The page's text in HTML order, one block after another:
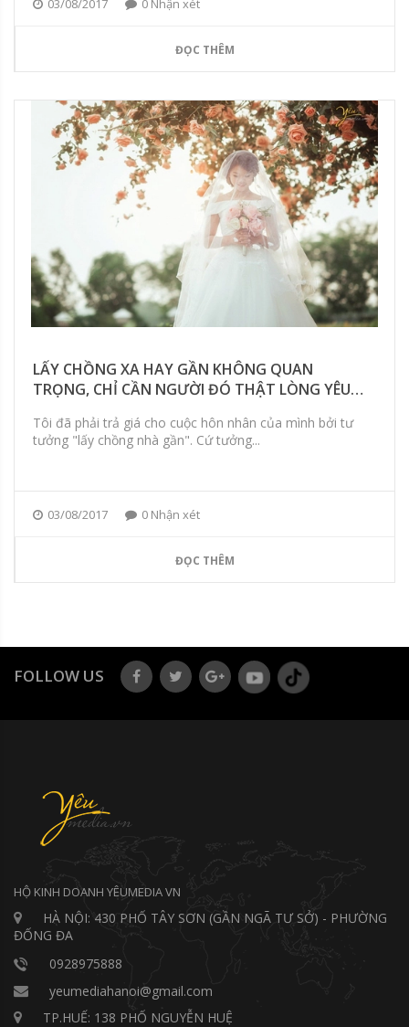
03/08/2017 0 Nhận xét
ĐỌC THÊM
LẤY CHỒNG XA HAY GẦN KHÔNG QUAN
TRỌNG, CHỈ CẦN NGƯỜI ĐÓ THẬT LÒNG YÊU
Tôi đã phải trả giá cho cuộc hôn nhân của mình bởi tư
tưởng "lấy chồng nhà gần". Cứ tưởng...
03/08/2017 0 Nhận xét
ĐỌC THÊM
FOLLOW US
HỘ KINH DOANH YÊUMEDIA VN
HÀ NỘI: 430 PHỐ TÂY SƠN (GẦN NGÃ TƯ SỞ) - PHƯỜNG
ĐỐNG ĐA
0928975888
yeumediahanoi@gmail.com
TP.HUẾ: 138 PHỐ NGUYỄN HUỆ